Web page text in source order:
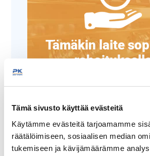
Tämä sivusto käyttää evästeitä
Käytämme evästeitä tarjoamamme
räätälöimiseen, sosiaalisen median
tukemiseen ja kävijämäärämme
Tämäkin laite
TUTUSTU ›